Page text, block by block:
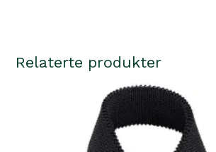
Relaterte produkter